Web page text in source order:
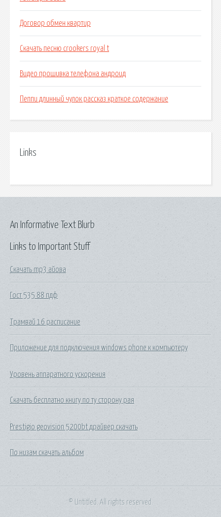
Договор обмен квартир
Скачать песню crookers royal t
Видео прошивка телефона андроид
Пеппи длинный чулок рассказ краткое содержание
Links
Links to Important Stuff
Скачать mp3 айова
Гост 535 88 пдф
Трамвай 16 расписание
Приложение для подключения windows phone к компьютеру
Уровень аппаратного ускорения
Скачать бесплатно книгу по ту сторону рая
Prestigio geovision 5200bt драйвер скачать
По низам скачать альбом
An Informative Text Blurb
© Untitled. All rights reserved.